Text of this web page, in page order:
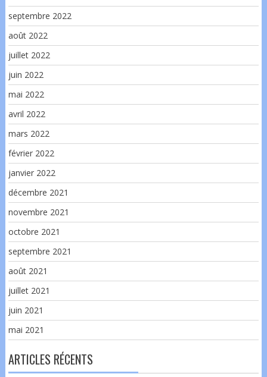
septembre 2022
août 2022
juillet 2022
juin 2022
mai 2022
avril 2022
mars 2022
février 2022
janvier 2022
décembre 2021
novembre 2021
octobre 2021
septembre 2021
août 2021
juillet 2021
juin 2021
mai 2021
ARTICLES RÉCENTS